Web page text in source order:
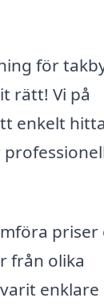
för
rätt! Vi på
enkelt hitta
priser
från olika
enklare